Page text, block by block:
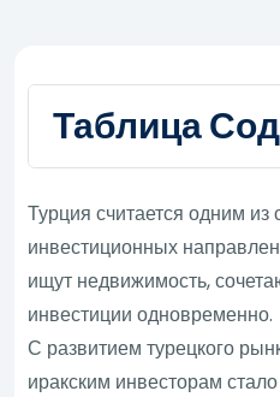
Таблица
Турция считается одним
инвестиционных
ищут недвижимость,
инвестиции одновременно.
С развитием турецкого
иракским инвесторам